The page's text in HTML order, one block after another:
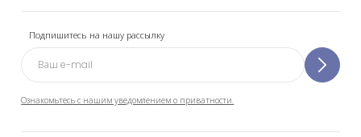
Подпишитесь на нашу рассылку
Ознакомьтесь с нашим уведомлением о приватности.